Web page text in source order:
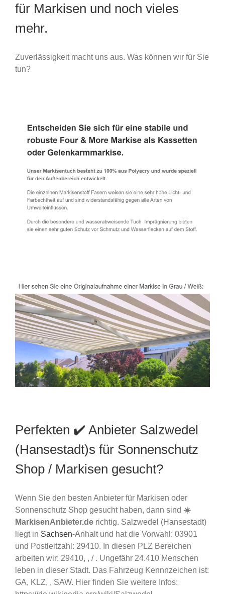
für Markisen und noch vieles
mehr.
Zuverlässigkeit macht uns aus. Was können wir für Sie
tun?
Perfekten ✔️ Anbieter Salzwedel
(Hansestadt)s für Sonnenschutz
Shop / Markisen gesucht?
Wenn Sie den besten Anbieter für Markisen oder
Sonnenschutz Shop gesucht haben, dann sind ☀️
MarkisenAnbieter.de richtig. Salzwedel (Hansestadt)
liegt in Sachsen-Anhalt und hat die Vorwahl: 03901
und Postleitzahl: 29410. In diesen PLZ Bereichen
arbeiten wir: 29410, , / . Ungefähr 24.410 Menschen
leben in dieser Stadt. Das Fahrzeug Kennnzeichen ist:
GA, KLZ, , SAW. Hier finden Sie weitere Infos: